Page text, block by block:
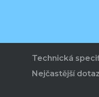
Technická
Nejčastější